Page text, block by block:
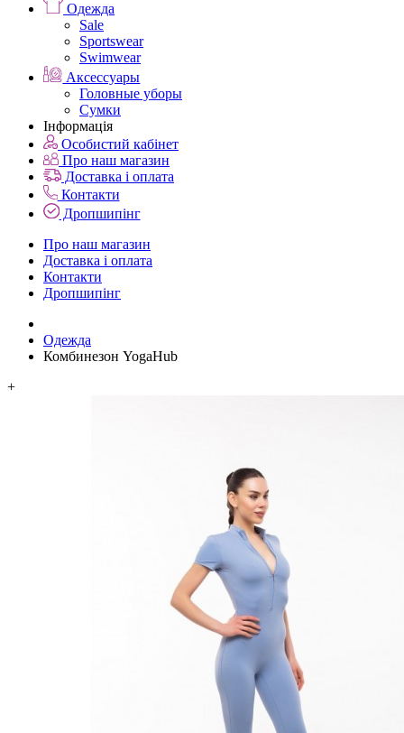
Одежда
Sale
Sportswear
Swimwear
Аксессуары
Головные уборы
Сумки
Інформація
Особистий кабінет
Про наш магазин
Доставка і оплата
Контакти
Дропшипінг
Про наш магазин
Доставка і оплата
Контакти
Дропшипінг
Одежда
Комбинезон YogaHub
+